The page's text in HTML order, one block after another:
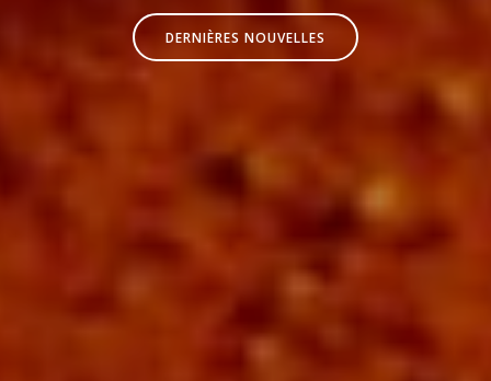
DERNIÈRES NOUVELLES